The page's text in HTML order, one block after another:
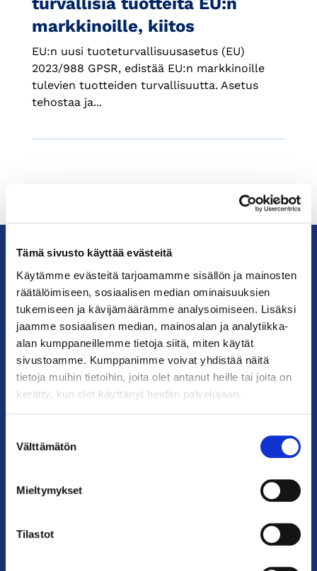
Tämä sivusto käyttää evästeitä
Käytämme evästeitä tarjoamamme sisällön ja mainosten
räätälöimiseen, sosiaalisen median ominaisuuksien
tukemiseen ja kävijämäärämme analysoimiseen. Lisäksi
jaamme sosiaalisen median, mainosalan ja analytiikka-
alan kumppaneillemme tietoja siitä, miten käytät
sivustoamme. Kumppanimme voivat yhdistää näitä
tietoja muihin tietoihin, joita olet antanut heille tai joita on
kerätty, kun olet käyttänyt heidän palvelujaan.
valinta
Välttämätön
Mieltymykset
Tilastot
markkinoille, kiitos
EU:n uusi tuoteturvallisuusasetus (EU)
2023/988 GPSR, edistää EU:n markkinoille
tulevien tuotteiden turvallisuutta. Asetus
tehostaa ja...
KauppakamariHelsingin
seudun
kauppakamari
YHTEYSTIEDOT
Helsingin toimisto
Anna palautetta >